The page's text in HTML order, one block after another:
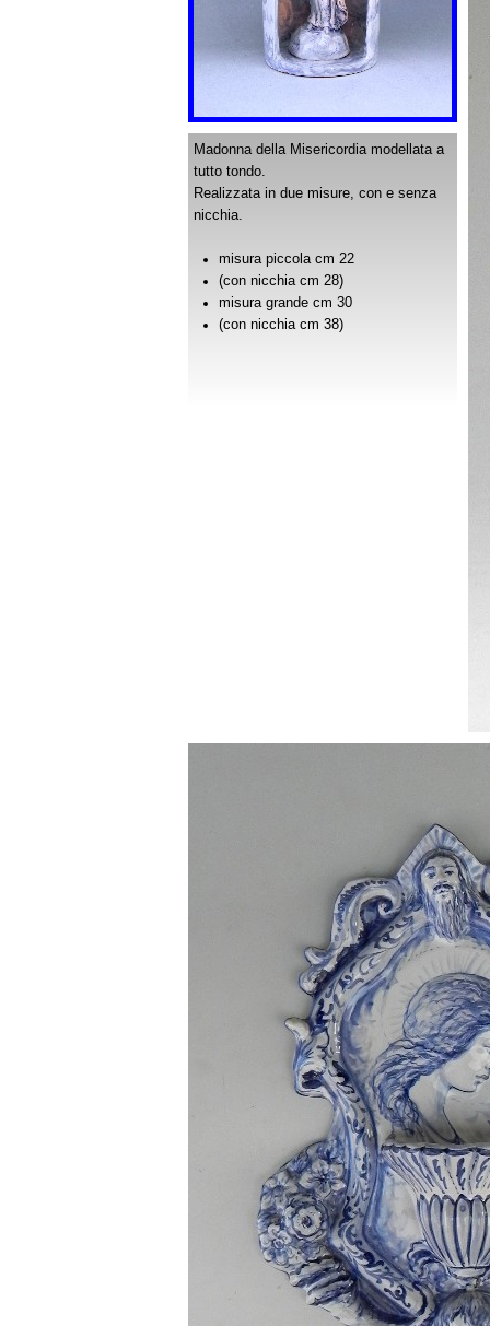
Madonna della Misericordia modellata a
tutto tondo.
Realizzata in due misure, con e senza
nicchia.
misura piccola cm 22
(con nicchia cm 28)
misura grande cm 30
(con nicchia cm 38)